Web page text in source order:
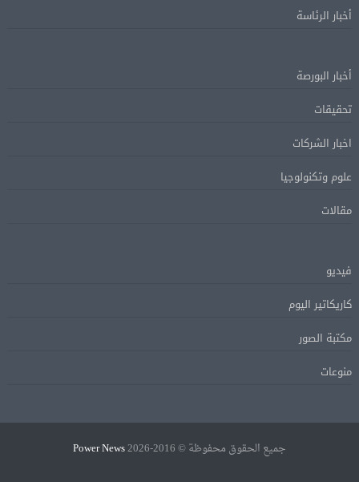
أخبار الرئاسة
أخبار البورصة
تحقيقات
اخبار الشركات
علوم وتكنولوجيا
مقالات
فيديو
كاريكاتير اليوم
مكتبة الصور
منوعات
جميع الحقوق محفوظة © 2016-2026 Power News